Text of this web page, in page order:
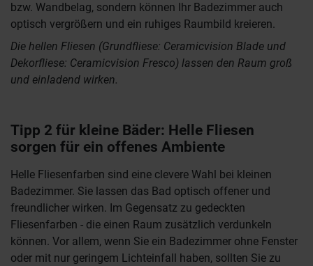
bzw. Wandbelag, sondern können Ihr Badezimmer auch
optisch vergrößern und ein ruhiges Raumbild kreieren.
Die hellen Fliesen (Grundfliese: Ceramicvision Blade und
Dekorfliese: Ceramicvision Fresco) lassen den Raum groß
und einladend wirken.
Tipp 2 für kleine Bäder: Helle Fliesen
sorgen für ein offenes Ambiente
Helle Fliesenfarben sind eine clevere Wahl bei kleinen
Badezimmer. Sie lassen das Bad optisch offener und
freundlicher wirken. Im Gegensatz zu gedeckten
Fliesenfarben - die einen Raum zusätzlich verdunkeln
können. Vor allem, wenn Sie ein Badezimmer ohne Fenster
oder mit nur geringem Lichteinfall haben, sollten Sie zu